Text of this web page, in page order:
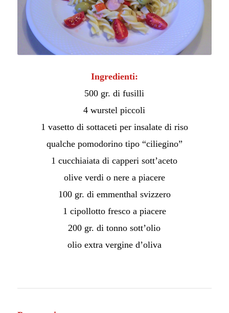
Ingredienti:
500 gr. di fusilli
4 wurstel piccoli
1 vasetto di sottaceti per insalate di riso
qualche pomodorino tipo “ciliegino”
1 cucchiaiata di capperi sott’aceto
olive verdi o nere a piacere
100 gr. di emmenthal svizzero
1 cipollotto fresco a piacere
200 gr. di tonno sott’olio
olio extra vergine d’oliva